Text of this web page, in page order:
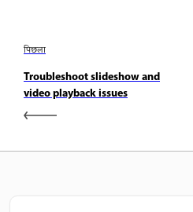
पिछला
Troubleshoot slideshow and
video playback issues